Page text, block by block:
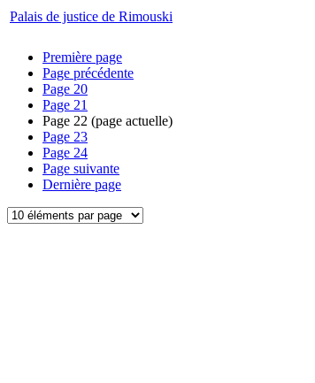
Palais de justice de Rimouski
Première page
Page précédente
Page 20
Page 21
Page 22 (page actuelle)
Page 23
Page 24
Page suivante
Dernière page